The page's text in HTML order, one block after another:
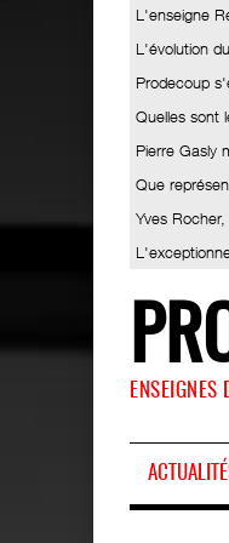
L'enseigne
L'évolution
Prodecoup
Quelles sont
Pierre Gasly
Que
Yves
ENSEIGNES